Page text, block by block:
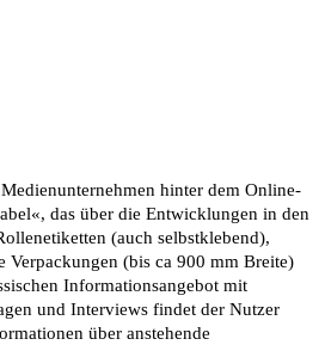
hinter dem Online-
das über die Entwicklungen in den
(auch selbstklebend),
Verpackungen (bis ca 900 mm Breite)
Informationsangebot mit
und Interviews findet der Nutzer
über anstehende